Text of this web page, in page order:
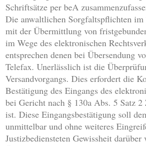
Schriftsätze per beA
Die anwaltlichen Sorgfaltspflichten im
mit der Übermittlung von
im Wege des elektronischen
entsprechen denen bei Übersendung
Telefax. Unerlässlich ist die
Versandvorgangs. Dies erfordert die
Bestätigung des Eingangs des
bei Gericht nach § 130a Abs. 5 Satz
ist. Diese Eingangsbestätigung soll
unmittelbar und ohne weiteres
Justizbediensteten Gewissheit darüber